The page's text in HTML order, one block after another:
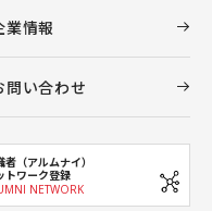
業情報
問い合わせ
者（アルムナイ）
トワーク登録
NETWORK